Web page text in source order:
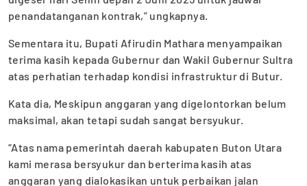
penandatanganan kontrak,” ungkapnya.
Sementara itu, Bupati Afirudin Mathara menyampaikan
terima kasih kepada Gubernur dan Wakil Gubernur Sultra
atas perhatian terhadap kondisi infrastruktur di Butur.
Kata dia, Meskipun anggaran yang digelontorkan belum
maksimal, akan tetapi sudah sangat bersyukur.
“Atas nama pemerintah daerah kabupaten Buton Utara
kami merasa bersyukur dan berterima kasih atas
anggaran yang dialokasikan untuk perbaikan jalan